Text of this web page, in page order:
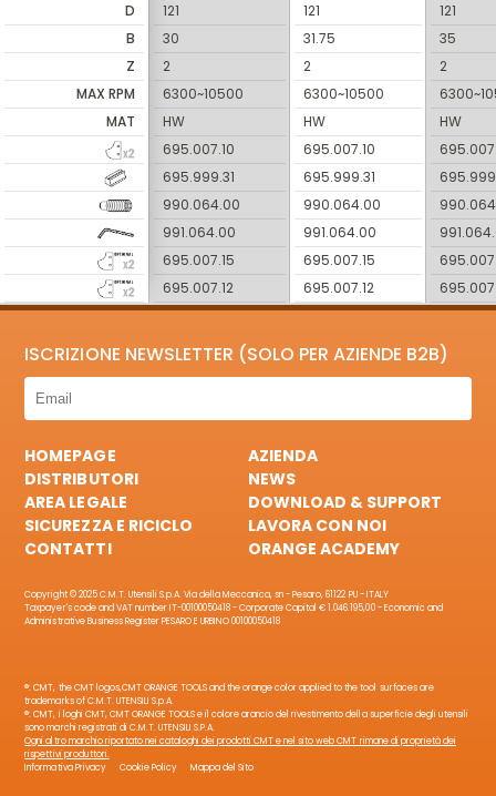
D
B
Z
MAX RPM
MAT
121
30
2
6300~10500
HW
695.007.10
695.999.31
990.064.00
991.064.00
695.007.15
695.007.12
121
31.75
2
6300~10500
HW
695.007.10
695.999.31
990.064.00
991.064.00
695.007.15
695.007.12
121
35
2
HW
ISCRIZIONE NEWSLETTER (SOLO PER AZIENDE B2B)
HOMEPAGE
AZIENDA
DISTRIBUTORI
NEWS
AREA LEGALE
DOWNLOAD & SUPPORT
SICUREZZA E RICICLO
LAVORA CON NOI
CONTATTI
ORANGE ACADEMY
Copyright © 2025 C.M.T. Utensili S.p.A. Via della Meccanica, sn - Pesaro, 61122 PU - ITALY
Taxpayer's code and VAT number IT-00100050418 - Corporate Capital € 1.046.195,00 - Economic and
Administrative Business Register PESARO E URBINO 00100050418
®: CMT, the CMT logos,CMT ORANGE TOOLS and the orange color applied to the tool surfaces are
trademarks of C.M.T. UTENSILI S.p.A.
®: CMT, i loghi CMT, CMT ORANGE TOOLS e il colore arancio del rivestimento della superficie degli utensili
sono marchi registrati di C.M.T. UTENSILI S.P.A.
Ogni altro marchio riportato nei cataloghi dei prodotti CMT e nel sito web CMT rimane di proprietà dei
rispettivi produttori.
Informativa Privacy
Cookie Policy Mappa del Sito